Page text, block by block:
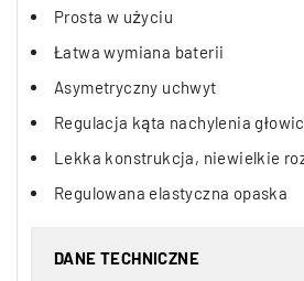
Prosta w użyciu
Łatwa wymiana baterii
Asymetryczny uchwyt
Regulacja kąta nachylenia
Lekka konstrukcja, niewielkie
Regulowana elastyczna opaska
DANE TECHNICZNE